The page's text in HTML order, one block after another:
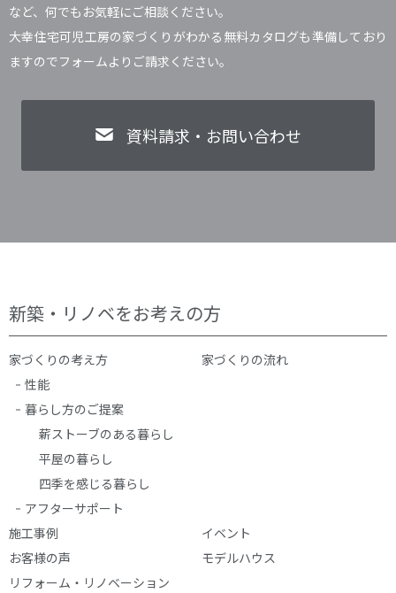
など、何でもお気軽にご相談ください。
大幸住宅可児工房の家づくりがわかる無料カタログも準備しており
ますのでフォームよりご請求ください。
資料請求・お問い合わせ
新築・リノベをお考えの方
家づくりの考え方
性能
暮らし方のご提案
薪ストーブのある暮らし
平屋の暮らし
四季を感じる暮らし
アフターサポート
家づくりの流れ
施工事例
イベント
お客様の声
モデルハウス
リフォーム・リノベーション